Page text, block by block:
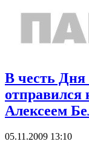
В честь
отправился
Алексеем
05.11.2009 13:10